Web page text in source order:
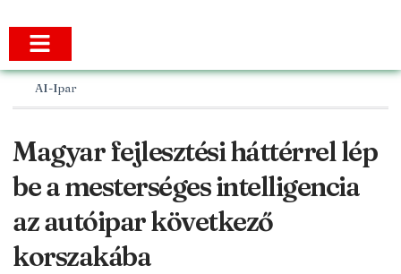
AI-Ipar
Magyar fejlesztési háttérrel lép
be a mesterséges intelligencia
az autóipar következő
korszakába